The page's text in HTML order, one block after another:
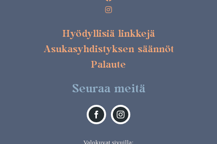
Hyödyllisiä linkkejä
Asukasyhdistyksen säännöt
Palaute
Seuraa meitä
Valokuvat sivuilla: